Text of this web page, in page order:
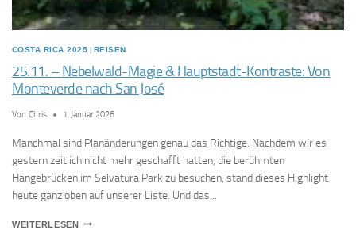
COSTA RICA 2025 | REISEN
25.11. – Nebelwald-Magie & Hauptstadt-Kontraste: Von
Monteverde nach San José
Von Chris 1. Januar 2026
Manchmal sind Planänderungen genau das Richtige. Nachdem wir es
gestern zeitlich nicht mehr geschafft hatten, die berühmten
Hängebrücken im Selvatura Park zu besuchen, stand dieses Highlight
heute ganz oben auf unserer Liste. Und das...
WEITERLESEN25.11.